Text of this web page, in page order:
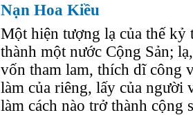
Nạn Hoa Kiều
Một hiện tượng lạ của thế kỷ
thành một nước Cộng Sản;
vốn tham lam, thích dĩ công
làm của riêng, lấy của người
làm cách nào trở thành cộng